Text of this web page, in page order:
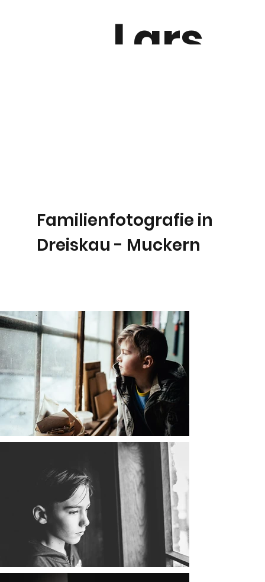
Lars
PHOT
OGRA
PHY
Familienfotografie in
Dreiskau - Muckern